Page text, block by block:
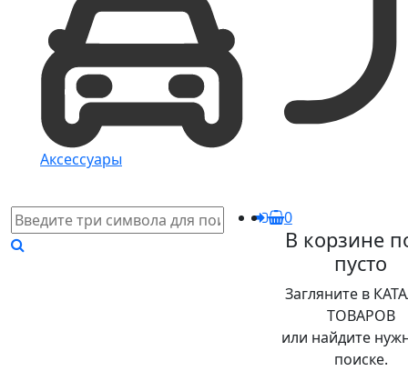
Аксессуары
0
В корзине
пусто
Загляните в
ТОВАРОВ
или найдите
поиске.